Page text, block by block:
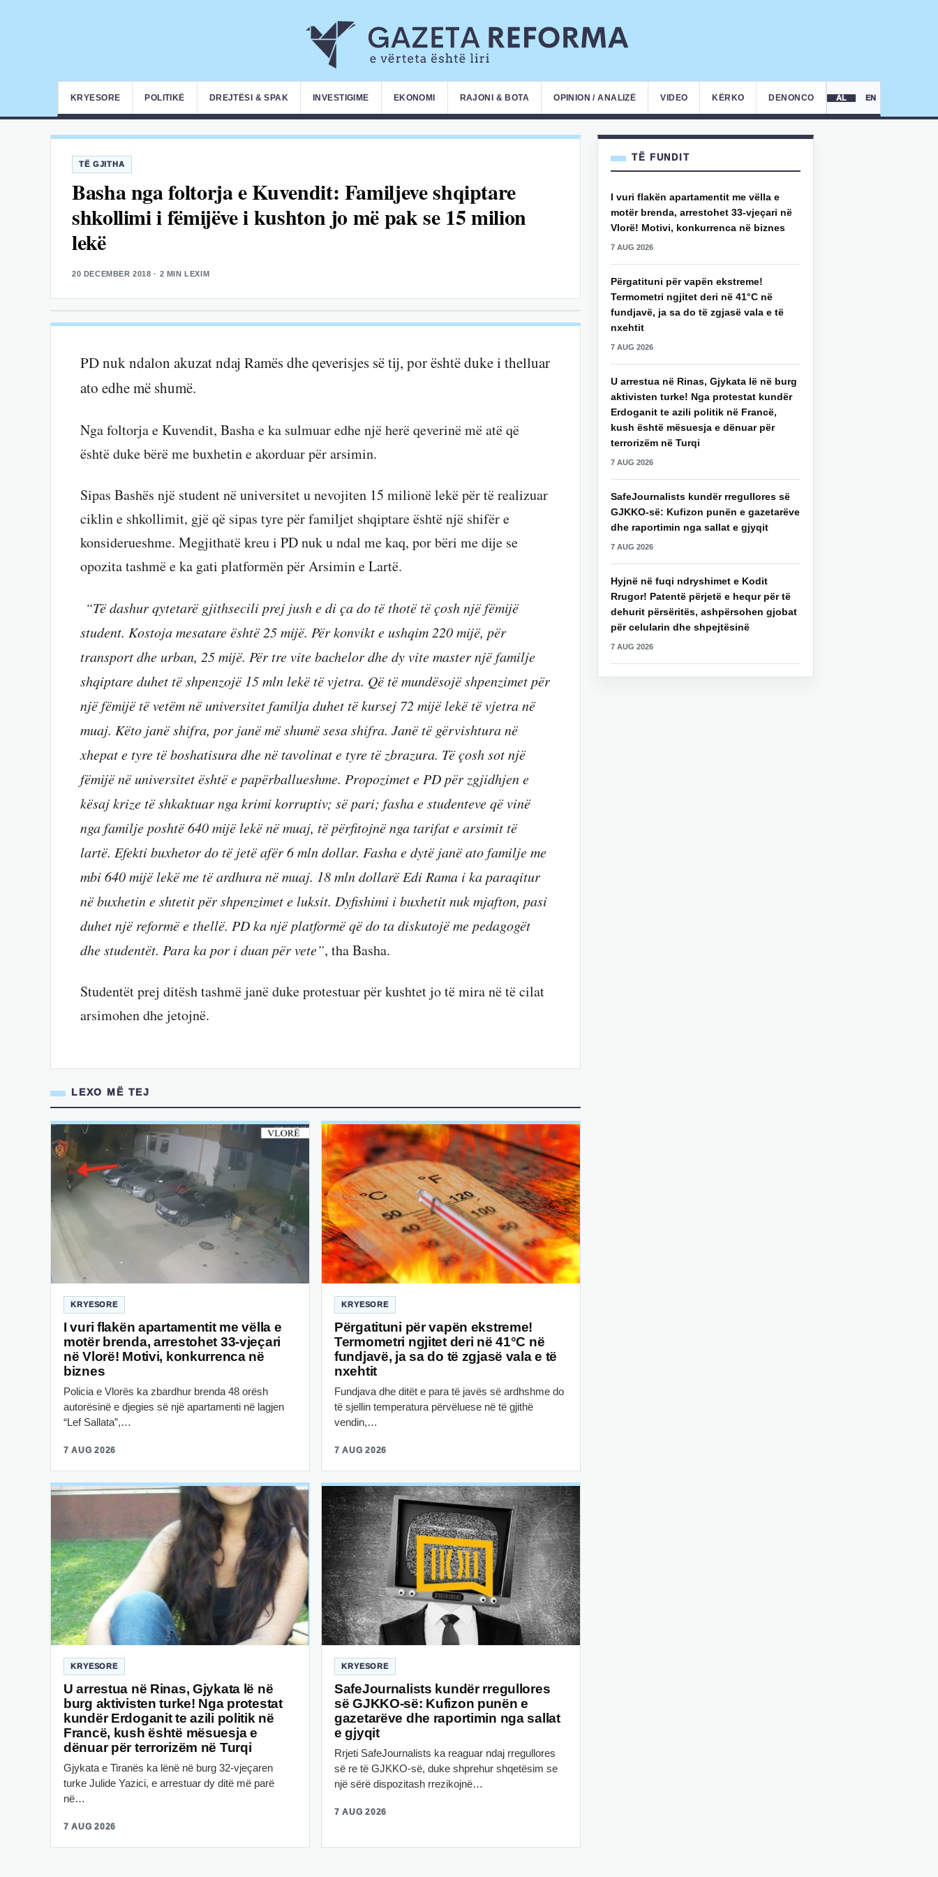
KRYESORE POLITIKË DREJTËSI & SPAK INVESTIGIME EKONOMI RAJONI & BOTA OPINION / ANALIZË VIDEO KËRKO DENONCO AL EN
TË GJITHA
Basha nga foltorja e Kuvendit: Familjeve shqiptare
shkollimi i fëmijëve i kushton jo më pak se 15 milion
lekë
20 DECEMBER 2018 · 2 MIN LEXIM
PD nuk ndalon akuzat ndaj Ramës dhe qeverisjes së tij, por është duke i thelluar
ato edhe më shumë.
Nga foltorja e Kuvendit, Basha e ka sulmuar edhe një herë qeverinë më atë që
është duke bërë me buxhetin e akorduar për arsimin.
Sipas Bashës një student në universitet u nevojiten 15 milionë lekë për të realizuar
ciklin e shkollimit, gjë që sipas tyre për familjet shqiptare është një shifër e
konsiderueshme. Megjithatë kreu i PD nuk u ndal me kaq, por bëri me dije se
opozita tashmë e ka gati platformën për Arsimin e Lartë.
“Të dashur qytetarë gjithsecili prej jush e di ça do të thotë të çosh një fëmijë
student. Kostoja mesatare është 25 mijë. Për konvikt e ushqim 220 mijë, për
transport dhe urban, 25 mijë. Për tre vite bachelor dhe dy vite master një familje
shqiptare duhet të shpenzojë 15 mln lekë të vjetra. Që të mundësojë shpenzimet për
një fëmijë të vetëm në universitet familja duhet të kursej 72 mijë lekë të vjetra në
muaj. Këto janë shifra, por janë më shumë sesa shifra. Janë të gërvishtura në
xhepat e tyre të boshatisura dhe në tavolinat e tyre të zbrazura. Të çosh sot një
fëmijë në universitet është e papërballueshme. Propozimet e PD për zgjidhjen e
kësaj krize të shkaktuar nga krimi korruptiv; së pari; fasha e studenteve që vinë
nga familje poshtë 640 mijë lekë në muaj, të përfitojnë nga tarifat e arsimit të
lartë. Efekti buxhetor do të jetë afër 6 mln dollar. Fasha e dytë janë ato familje me
mbi 640 mijë lekë me të ardhura në muaj. 18 mln dollarë Edi Rama i ka paraqitur
në buxhetin e shtetit për shpenzimet e luksit. Dyfishimi i buxhetit nuk mjafton, pasi
duhet një reformë e thellë. PD ka një platformë që do ta diskutojë me pedagogët
dhe studentët. Para ka por i duan për vete”, tha Basha.
Studentët prej ditësh tashmë janë duke protestuar për kushtet jo të mira në të cilat
arsimohen dhe jetojnë.
LEXO MË TEJ
KRYESORE
I vuri flakën apartamentit me vëlla e
motër brenda, arrestohet 33-vjeçari
në Vlorë! Motivi, konkurrenca në
biznes
Policia e Vlorës ka zbardhur brenda 48 orësh
autorësinë e djegies së një apartamenti në lagjen
“Lef Sallata”,…
7 AUG 2026
KRYESORE
Përgatituni për vapën ekstreme!
Termometri ngjitet deri në 41°C në
fundjavë, ja sa do të zgjasë vala e të
nxehtit
Fundjava dhe ditët e para të javës së ardhshme do
të sjellin temperatura përvëluese në të gjithë
vendin,…
7 AUG 2026
KRYESORE
U arrestua në Rinas, Gjykata lë në
burg aktivisten turke! Nga protestat
kundër Erdoganit te azili politik në
Francë, kush është mësuesja e
dënuar për terrorizëm në Turqi
Gjykata e Tiranës ka lënë në burg 32-vjeçaren
turke Julide Yazici, e arrestuar dy ditë më parë
në…
7 AUG 2026
KRYESORE
SafeJournalists kundër rregullores
së GJKKO-së: Kufizon punën e
gazetarëve dhe raportimin nga sallat
e gjyqit
Rrjeti SafeJournalists ka reaguar ndaj rregullores
së re të GJKKO-së, duke shprehur shqetësim se
një sërë dispozitash rrezikojnë…
7 AUG 2026
TË FUNDIT
I vuri flakën apartamentit me vëlla e
motër brenda, arrestohet 33-vjeçari në
Vlorë! Motivi, konkurrenca në biznes
7 AUG 2026
Përgatituni për vapën ekstreme!
Termometri ngjitet deri në 41°C në
fundjavë, ja sa do të zgjasë vala e të
nxehtit
7 AUG 2026
U arrestua në Rinas, Gjykata lë në burg
aktivisten turke! Nga protestat kundër
Erdoganit te azili politik në Francë,
kush është mësuesja e dënuar për
terrorizëm në Turqi
7 AUG 2026
SafeJournalists kundër rregullores së
GJKKO-së: Kufizon punën e gazetarëve
dhe raportimin nga sallat e gjyqit
7 AUG 2026
Hyjnë në fuqi ndryshimet e Kodit
Rrugor! Patentë përjetë e hequr për të
dehurit përsëritës, ashpërsohen gjobat
për celularin dhe shpejtësinë
7 AUG 2026